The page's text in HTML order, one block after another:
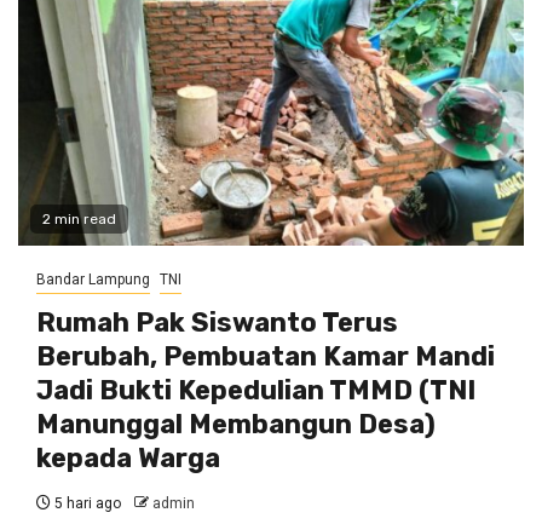
2 min read
Bandar Lampung TNI
Rumah Pak Siswanto Terus
Berubah, Pembuatan Kamar Mandi
Jadi Bukti Kepedulian TMMD (TNI
Manunggal Membangun Desa)
kepada Warga
5 hari ago admin